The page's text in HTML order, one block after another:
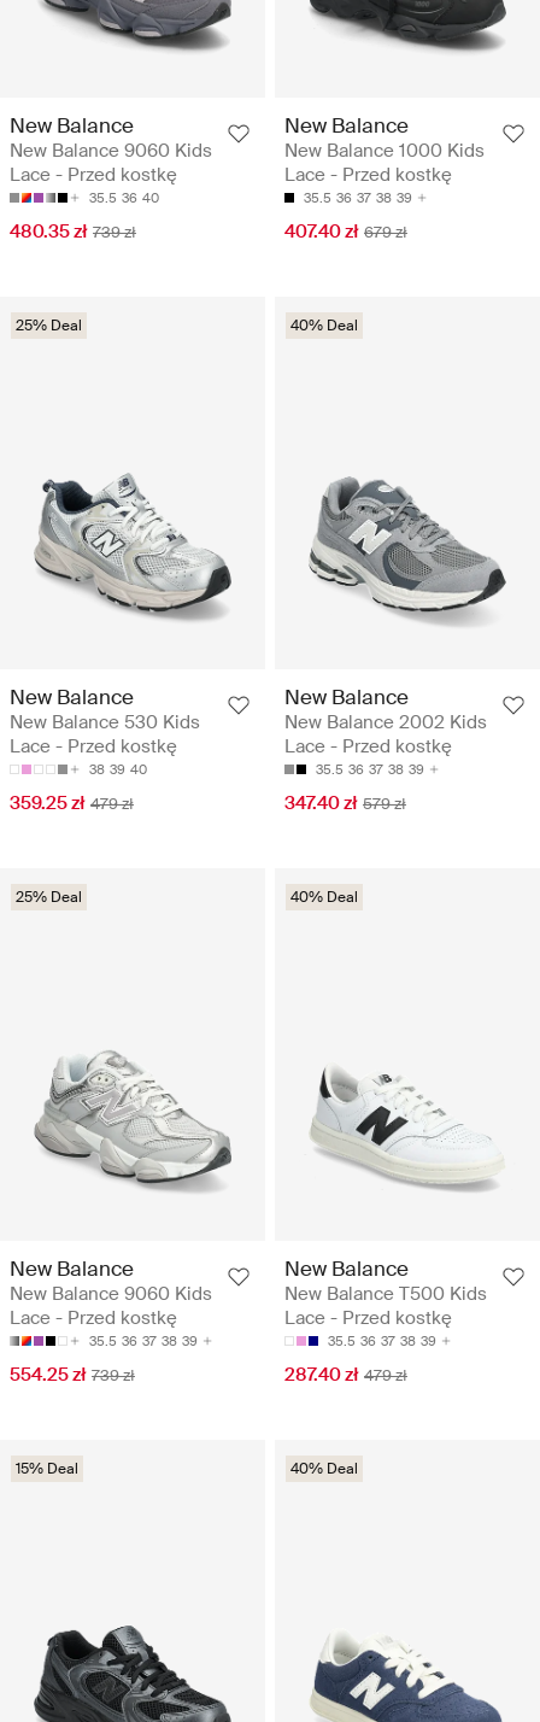
New Balance
New Balance 9060 Kids
Lace - Przed kostkę
35.5 36 40
480.35 zł 739 zł
New Balance
New Balance 1000 Kids
Lace - Przed kostkę
35.5 36 37 38 39
407.40 zł 679 zł
25% Deal
New Balance
New Balance 530 Kids
Lace - Przed kostkę
38 39 40
359.25 zł 479 zł
40% Deal
New Balance
New Balance 2002 Kids
Lace - Przed kostkę
35.5 36 37 38 39
347.40 zł 579 zł
25% Deal
New Balance
New Balance 9060 Kids
Lace - Przed kostkę
35.5 36 37 38 39
554.25 zł 739 zł
40% Deal
New Balance
New Balance T500 Kids
Lace - Przed kostkę
35.5 36 37 38 39
287.40 zł 479 zł
15% Deal 40% Deal